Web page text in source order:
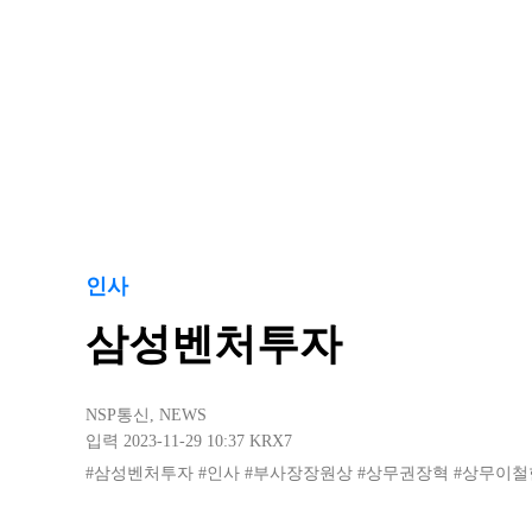
인사
삼성벤처투자
NSP통신 , NEWS
입력 2023-11-29 10:37 KRX7
#삼성벤처투자 #인사 #부사장장원상 #상무권장혁 #상무이철